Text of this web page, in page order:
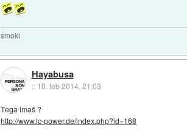
smoki
Hayabusa
:: 10. feb 2014, 21:03
Tega imaš ?
http://www.lc-power.de/index.php?id=168